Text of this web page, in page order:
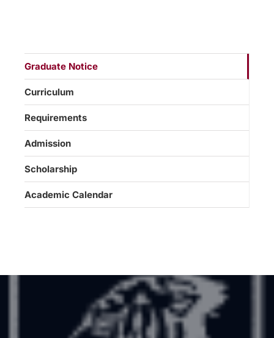
Graduate Notice
Curriculum
Requirements
Admission
Scholarship
Academic Calendar